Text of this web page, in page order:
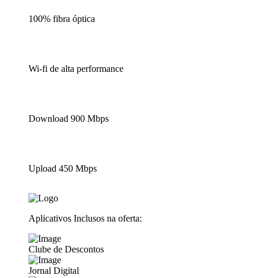
100% fibra óptica
Wi-fi de alta performance
Download 900 Mbps
Upload 450 Mbps
Aplicativos Inclusos na oferta:
Clube de Descontos
Jornal Digital